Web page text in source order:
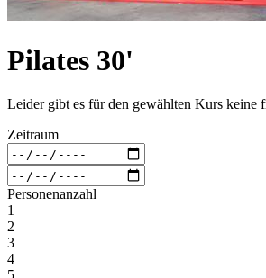
Pilates 30'
Leider gibt es für den gewählten Kurs keine
Zeitraum
Personenanzahl
1
2
3
4